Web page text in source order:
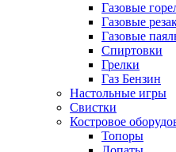
Газовые
Газовые
Газовые
Спиртовки
Грелки
Газ Бензин
Настольные игры
Свистки
Костровое
Топоры